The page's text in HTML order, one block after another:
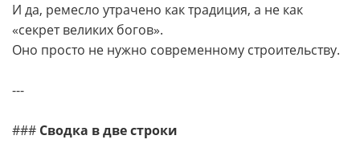
И да, ремесло утрачено как традиция, а не как
«секрет великих богов».
Оно просто не нужно современному строительству.
---
### Сводка в две строки